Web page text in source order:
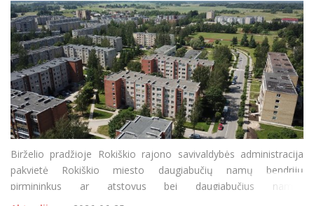
Birželio pradžioje Rokiškio rajono savivaldybės administracija
pakvietė Rokiškio miesto daugiabučių namų bendrijų
pirmininkus ar atstovus bei daugiabučius namus
administruojančių įmonių specialistus į susitikimą. Jo metu